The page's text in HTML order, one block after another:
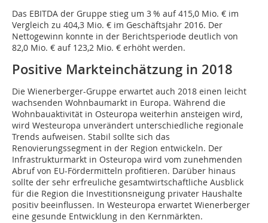
Das EBITDA der Gruppe stieg um 3 % auf 415,0 Mio. € im
Vergleich zu 404,3 Mio. € im Geschäftsjahr 2016. Der
Nettogewinn konnte in der Berichtsperiode deutlich von
82,0 Mio. € auf 123,2 Mio. € erhöht werden.
Positive Markteinchätzung in 2018
Die Wienerberger-Gruppe erwartet auch 2018 einen leicht
wachsenden Wohnbaumarkt in Europa. Während die
Wohnbauaktivität in Osteuropa weiterhin ansteigen wird,
wird Westeuropa unverändert unterschiedliche regionale
Trends aufweisen. Stabil sollte sich das
Renovierungssegment in der Region entwickeln. Der
Infrastrukturmarkt in Osteuropa wird vom zunehmenden
Abruf von EU-Fördermitteln profitieren. Darüber hinaus
sollte der sehr erfreuliche gesamtwirtschaftliche Ausblick
für die Region die Investitionsneigung privater Haushalte
positiv beeinflussen. In Westeuropa erwartet Wienerberger
eine gesunde Entwicklung in den Kernmärkten.